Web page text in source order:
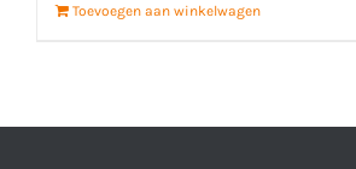
Toevoegen aan winkelwagen